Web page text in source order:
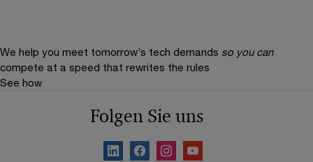
We help you meet tomorrow’s tech demands so you can
compete at a speed that rewrites the rules
See how
Folgen Sie uns